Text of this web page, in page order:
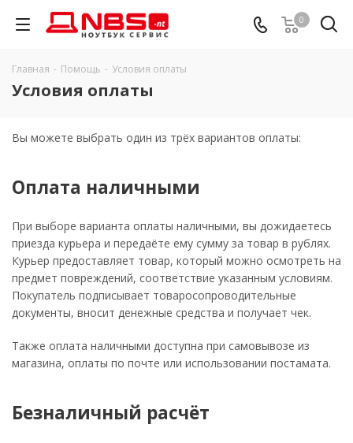
0
Главная - Помощь - Условия оплаты
Условия оплаты
Вы можете выбрать один из трёх вариантов оплаты:
Оплата наличными
При выборе варианта оплаты наличными, вы дожидаетесь
приезда курьера и передаёте ему сумму за товар в рублях.
Курьер предоставляет товар, который можно осмотреть на
предмет повреждений, соответствие указанным условиям.
Покупатель подписывает товаросопроводительные
документы, вносит денежные средства и получает чек.
Также оплата наличными доступна при самовывозе из
магазина, оплаты по почте или использовании постамата.
Безналичный расчёт